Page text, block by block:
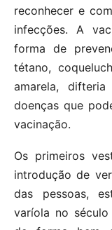
reconhecer e
infecções. A
forma de
tétano,
amarela,
doenças que
vacinação.
Os primeiros
introdução de
das pessoas,
varíola no século